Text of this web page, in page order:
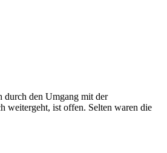
durch den Umgang mit der
weitergeht, ist offen. Selten waren die